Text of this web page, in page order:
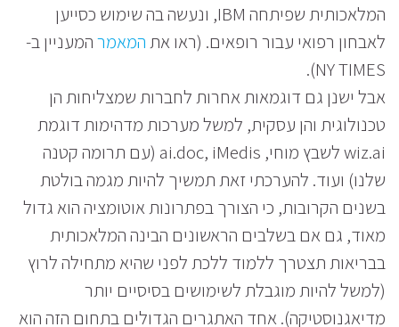
המלאכותית שפיתחה IBM, ונעשה בה שימוש כסייען
לאבחון רפואי עבור רופאים. (ראו אתהמאמרהמעניין ב-
NY TIMES).
אבל ישנן גם דוגמאות אחרות לחברות שמצליחות הן
טכנולוגית והן עסקית, למשל מערכות מדהימות דוגמת
wiz.ai לשבץ מוחי, ai.doc, iMedis (עם תרומה קטנה
שלנו) ועוד. להערכתי זאת תמשיך להיות מגמה בולטת
בשנים הקרובות, כי הצורך בפתרונות אוטומציה הוא גדול
מאוד, גם אם בשלבים הראשונים הבינה המלאכותית
בבריאות תצטרך ללמוד ללכת לפני שהיא מתחילה לרוץ
(למשל להיות מוגבלת לשימושים בסיסיים יותר
מדיאגנוסטיקה). אחד האתגרים הגדולים בתחום הזה הוא